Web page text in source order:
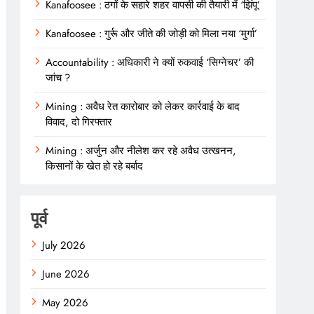
Kanafoosee : ठगों के सहारे शहर वापसी की तैयारी में ‘झिंपू’
Kanafoosee : गुर्रू और जीते की जोड़ी को मिला नया ‘मुर्गा’
Accountability : अधिकारी ने क्यों रुकवाई ‘सिग्नेचर’ की
जांच ?
Mining : अवैध रेत कारोबार को लेकर कार्रवाई के बाद
विवाद, दो गिरफ्तार
Mining : अर्जुन और नीलेश कर रहे अवैध उत्खनन,
किसानों के खेत हो रहे बर्बाद
पूर्व
July 2026
June 2026
May 2026